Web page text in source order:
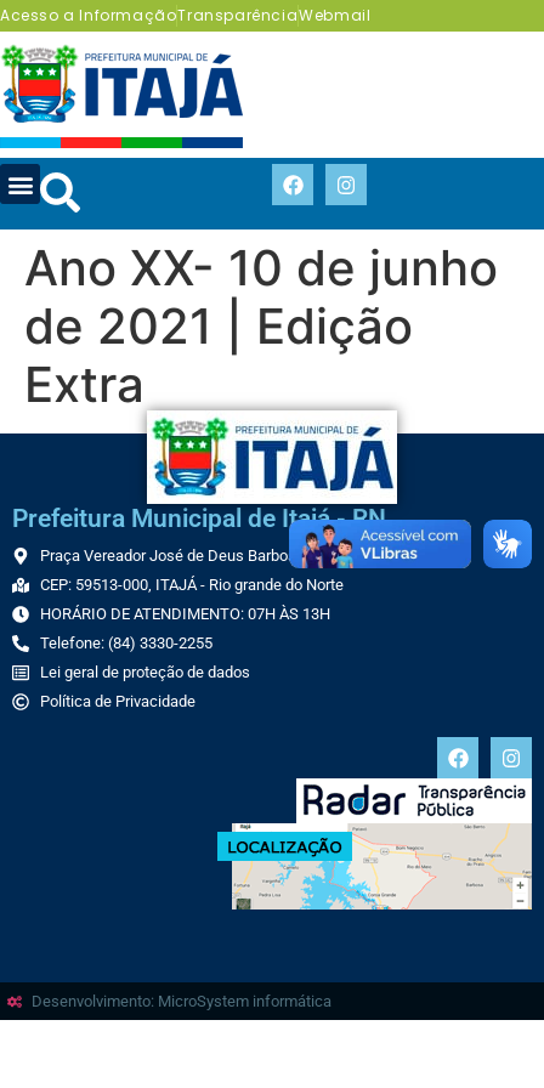
Acesso a InformaçãoTransparênciaWebmail
Ano XX- 10 de junho
de 2021 | Edição
Extra
Prefeitura Municipal de Itajá - RN
Praça Vereador José de Deus Barbosa, 70 CENTRO
CEP: 59513-000, ITAJÁ - Rio grande do Norte
HORÁRIO DE ATENDIMENTO: 07H ÀS 13H
Telefone: (84) 3330-2255
Lei geral de proteção de dados
Política de Privacidade
Desenvolvimento: MicroSystem informática